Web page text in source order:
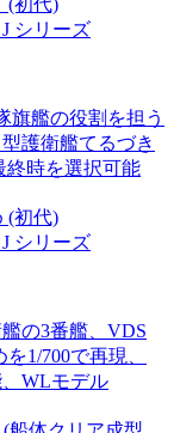
シリーズ
旗艦の役割を担う
護衛艦てるづき
終時を選択可能
(初代)
シリーズ
の3番艦、VDS
1/700で再現、
WLモデル